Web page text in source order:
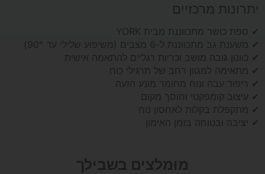
יתרונות מרכזיים
✔ ספת כושר מתכווננת מבית YORK
✔ משענת גב מתכווננת ל-6 מצבים (משיפוע שלילי עד 90°)
✔ כוונון גובה מושב וכריות רגליים להתאמה אישית
✔ מתאימה למגוון רחב של תרגילי כוח
✔ ריפוד עבה ונוח מחומר מונע הזעה
✔ עיצוב קומפקטי וחוסך מקום
✔ מתקפלת בקלות לאחסון נוח
✔ יציבה ובטוחה בזמן האימון
מומלצים בשבילך